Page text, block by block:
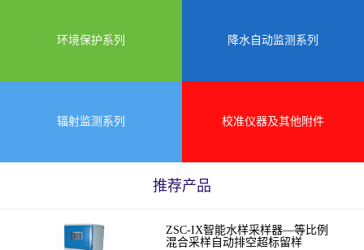
环境保护系列 降水自动监测系列
辐射监测系列 校准仪器及其他附件
推荐产品
ZSC-IX智能水样采样器—等比例
混合采样自动排空超标留样